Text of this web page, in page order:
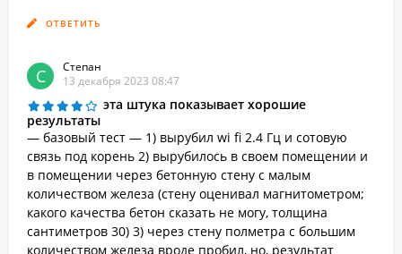
ОТВЕТИТЬ
С
Степан
13 декабря 2023 08:47
эта штука показывает хорошие
результаты
— базовый тест — 1) вырубил wi fi 2.4 Гц и сотовую
связь под корень 2) вырубилось в своем помещении и
в помещении через бетонную стену с малым
количеством железа (стену оценивал магнитометром;
какого качества бетон сказать не могу, толщина
сантиметров 30) 3) через стену полметра с большим
количеством железа вроде пробил, но, результат